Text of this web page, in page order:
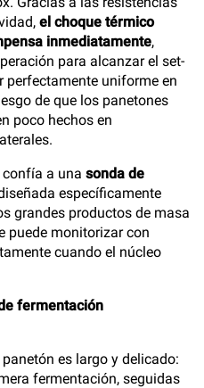
el choque térmico
inmediatamente,
para alcanzar el set-
perfectamente uniforme en
de que los panetones
poco hechos en
a una sonda de
específicamente
grandes productos de masa
puede monitorizar con
cuando el núcleo
fermentación
es largo y delicado:
fermentación, seguidas